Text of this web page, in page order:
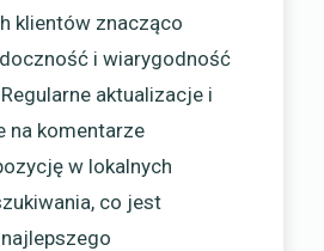
klientów znacząco
i wiarygodność
aktualizacje i
na komentarze
w lokalnych
co jest